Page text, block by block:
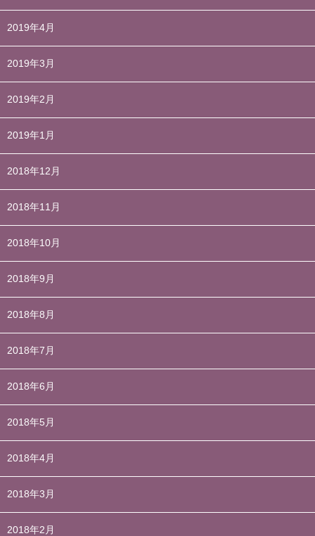
2019年4月
2019年3月
2019年2月
2019年1月
2018年12月
2018年11月
2018年10月
2018年9月
2018年8月
2018年7月
2018年6月
2018年5月
2018年4月
2018年3月
2018年2月